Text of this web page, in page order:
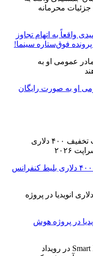
واقعاً به اتهام تجاوز
فوق‌ستاره سینما!
او به صورت رایگان
فرصت استثنایی: دریافت تخفیف ۴۰۰ دلاری بلیط کنفرانس
انویدیا در پروژه هوش